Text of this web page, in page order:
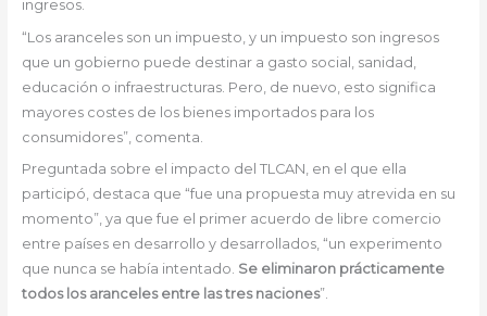
ingresos.
“Los aranceles son un impuesto, y un impuesto son ingresos
que un gobierno puede destinar a gasto social, sanidad,
educación o infraestructuras. Pero, de nuevo, esto significa
mayores costes de los bienes importados para los
consumidores”, comenta.
Preguntada sobre el impacto del TLCAN, en el que ella
participó, destaca que “fue una propuesta muy atrevida en su
momento”, ya que fue el primer acuerdo de libre comercio
entre países en desarrollo y desarrollados, “un experimento
que nunca se había intentado. Se eliminaron prácticamente
todos los aranceles entre las tres naciones”.